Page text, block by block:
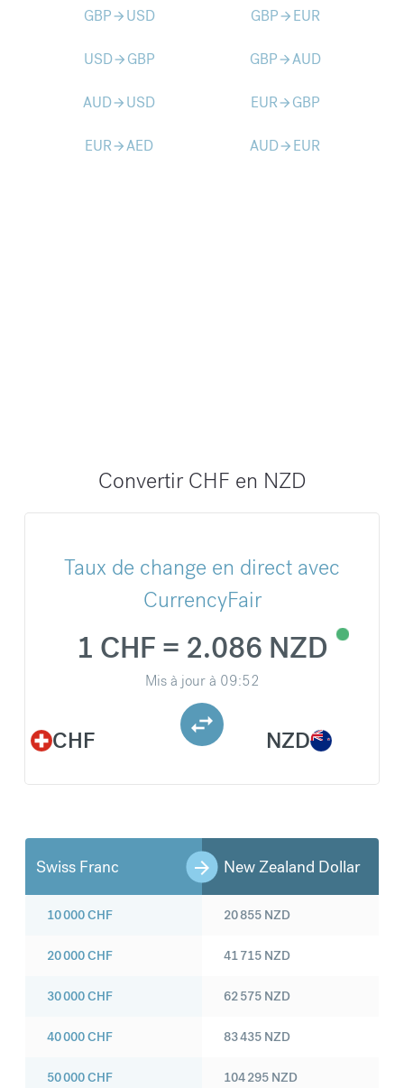
GBParrow_forward USD GBParrow_forward EUR
USDarrow_forward GBP GBParrow_forwardAUD
AUDarrow_forward USD EURarrow_forward GBP
EURarrow_forwardAED AUDarrow_forward EUR
Convertir CHF en NZD
Taux de change en direct avec
CurrencyFair
CHF
1 CHF = 2.086 NZD
Mis à jour à 09:52
NZD
Swiss Franc New Zealand Dollar
10 000CHF
20 000CHF
30 000CHF
40 000CHF
50 000CHF
20 855 NZD
41 715 NZD
62 575 NZD
83 435 NZD
104 295 NZD